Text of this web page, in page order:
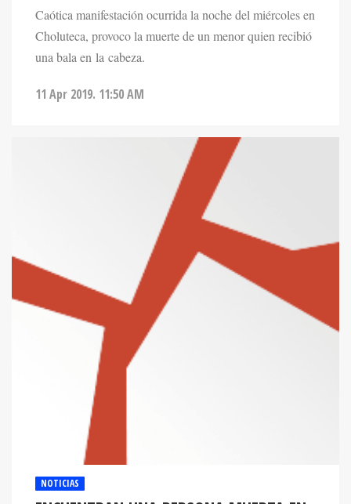
Caótica manifestación ocurrida la noche del miércoles en
Choluteca, provoco la muerte de un menor quien recibió
una bala en la cabeza.
11 Apr 2019. 11:50 AM
NOTICIAS